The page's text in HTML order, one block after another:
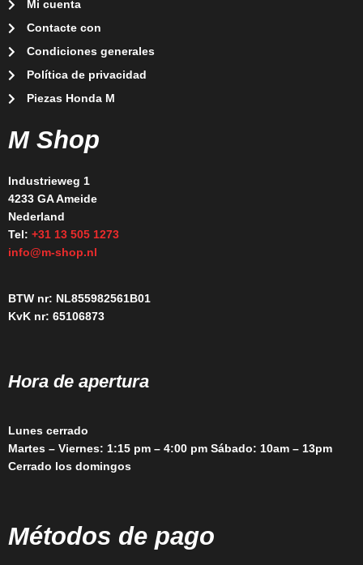
Mi cuenta
Contacte con
Condiciones generales
Política de privacidad
Piezas Honda M
M Shop
Industrieweg 1
4233 GA Ameide
Nederland
Tel: +31 13 505 1273
info@m-shop.nl
BTW nr: NL855982561B01
KvK nr: 65106873
Hora de apertura
Lunes cerrado
Martes – Viernes: 1:15 pm – 4:00 pm Sábado: 10am – 13pm
Cerrado los domingos
Métodos de pago